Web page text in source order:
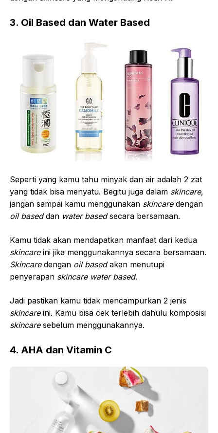
3. Oil Based dan Water Based
Seperti yang kamu tahu minyak dan air adalah 2 zat
yang tidak bisa menyatu. Begitu juga dalam skincare,
jangan sampai kamu menggunakan skincaredengan
oil baseddan water basedsecara bersamaan.
Kamu tidak akan mendapatkan manfaat dari kedua
skincareini jika menggunakannya secara bersamaan.
Skincaredengan oil basedakan menutupi
penyerapan skincare water based.
Jadi pastikan kamu tidak mencampurkan 2 jenis
skincareini. Kamu bisa cek terlebih dahulu komposisi
skincaresebelum menggunakannya.
4. AHA dan Vitamin C